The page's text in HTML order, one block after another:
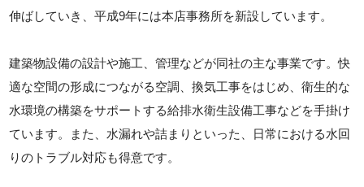
伸ばしていき、平成9年には本店事務所を新設しています。
建築物設備の設計や施工、管理などが同社の主な事業です。快
適な空間の形成につながる空調、換気工事をはじめ、衛生的な
水環境の構築をサポートする給排水衛生設備工事などを手掛け
ています。また、水漏れや詰まりといった、日常における水回
りのトラブル対応も得意です。